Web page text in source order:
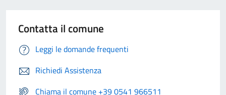
Contatta il comune
Leggi le domande frequenti
Richiedi Assistenza
Chiama il comune +39 0541 966511